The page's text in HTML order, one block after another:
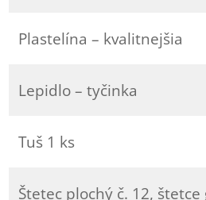
Plastelína – kvalitnejšia
Lepidlo – tyčinka
Tuš 1 ks
Štetec plochý č. 12, štetce